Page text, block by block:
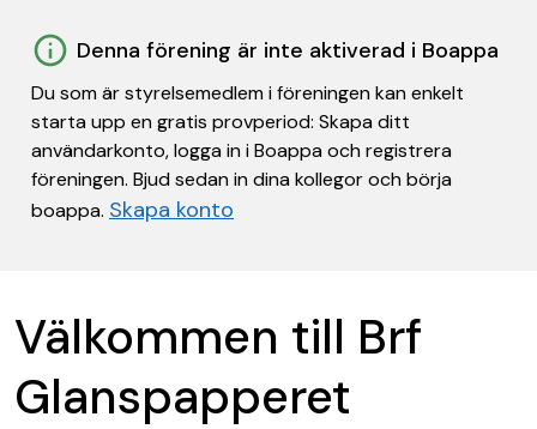
Denna förening är inte aktiverad i Boappa
Du som är styrelsemedlem i föreningen kan enkelt
starta upp en gratis provperiod: Skapa ditt
användarkonto, logga in i Boappa och registrera
föreningen. Bjud sedan in dina kollegor och börja
boappa. Skapa konto
Välkommen till Brf
Glanspapperet